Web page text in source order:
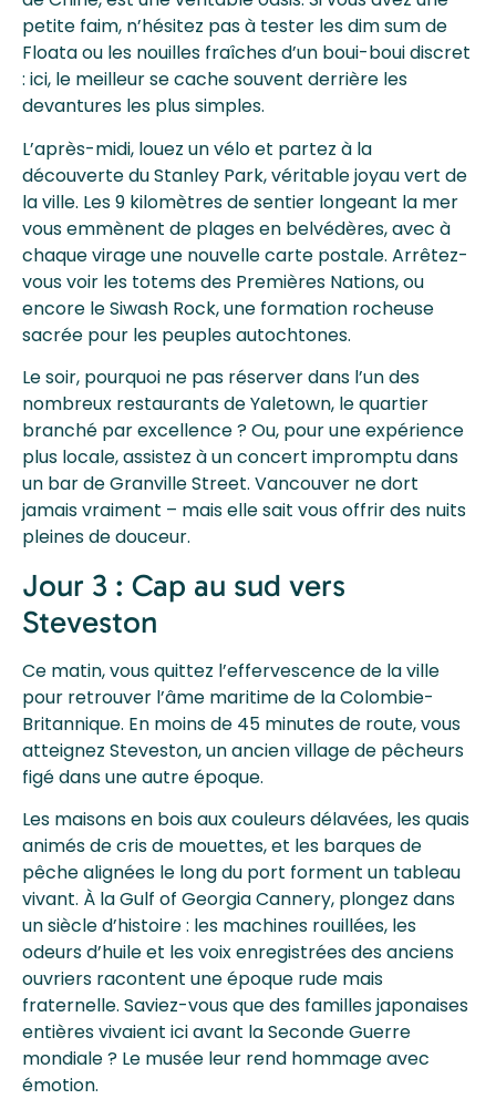
petite faim, n’hésitez pas à tester les dim sum de
Floata ou les nouilles fraîches d’un boui-boui discret
: ici, le meilleur se cache souvent derrière les
devantures les plus simples.
L’après-midi, louez un vélo et partez à la
découverte du Stanley Park, véritable joyau vert de
la ville. Les 9 kilomètres de sentier longeant la mer
vous emmènent de plages en belvédères, avec à
chaque virage une nouvelle carte postale. Arrêtez-
vous voir les totems des Premières Nations, ou
encore le Siwash Rock, une formation rocheuse
sacrée pour les peuples autochtones.
Le soir, pourquoi ne pas réserver dans l’un des
nombreux restaurants de Yaletown, le quartier
branché par excellence ? Ou, pour une expérience
plus locale, assistez à un concert impromptu dans
un bar de Granville Street. Vancouver ne dort
jamais vraiment – mais elle sait vous offrir des nuits
pleines de douceur.
Jour 3 : Cap au sud vers
Steveston
Ce matin, vous quittez l’effervescence de la ville
pour retrouver l’âme maritime de la Colombie-
Britannique. En moins de 45 minutes de route, vous
atteignez Steveston, un ancien village de pêcheurs
figé dans une autre époque.
Les maisons en bois aux couleurs délavées, les quais
animés de cris de mouettes, et les barques de
pêche alignées le long du port forment un tableau
vivant. À la Gulf of Georgia Cannery, plongez dans
un siècle d’histoire : les machines rouillées, les
odeurs d’huile et les voix enregistrées des anciens
ouvriers racontent une époque rude mais
fraternelle. Saviez-vous que des familles japonaises
entières vivaient ici avant la Seconde Guerre
mondiale ? Le musée leur rend hommage avec
émotion.